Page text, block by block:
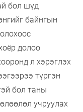
бол шүд
байнгын
долоо
л хэрэглэх
түргэн
бол таны
учруулах